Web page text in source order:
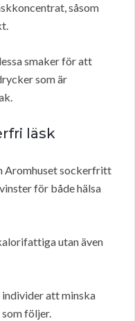
såsom
smaker för att
som är
läsk
Aromhuset sockerfritt
för både hälsa
utan även
att minska
följer.